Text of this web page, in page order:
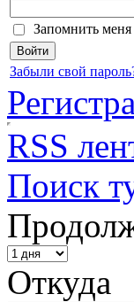
Запомнить меня
Забыли свой
RSS
Поиск
Откуда